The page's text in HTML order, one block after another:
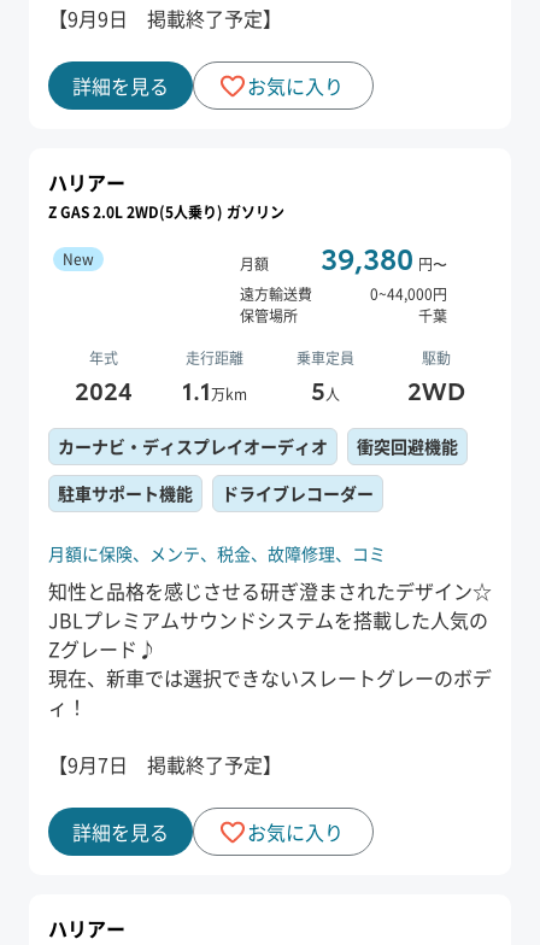
【9月9日 掲載終了予定】
詳細を見る お気に入り
ハリアー
Z GAS 2.0L 2WD(5人乗り) ガソリン
New 月額 39,380 円〜
遠方輸送費
0~44,000円
保管場所
千葉
年式 走行距離 乗車定員 駆動
2024 1.1万km 5人 2WD
月額に保険、 メンテ、 税金、 故障修理、 コミ
知性と品格を感じさせる研ぎ澄まされたデザイン☆
JBLプレミアムサウンドシステムを搭載した人気の
Zグレード♪
現在、新車では選択できないスレートグレーのボデ
ィ！
【9月7日 掲載終了予定】
カーナビ・ディスプレイオーディオ
衝突回避機能
駐車サポート機能
ドライブレコーダー
詳細を見る お気に入り
ハリアー